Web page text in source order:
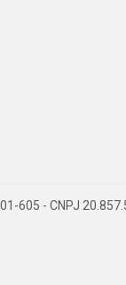
605 - CNPJ